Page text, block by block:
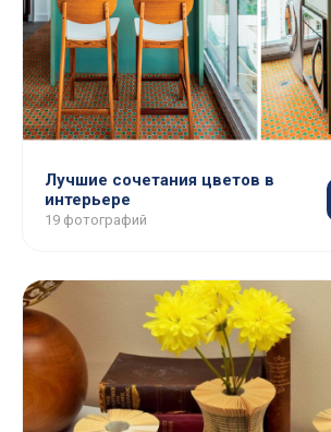
Лучшие сочетания цветов в
интерьере
19 фотографий